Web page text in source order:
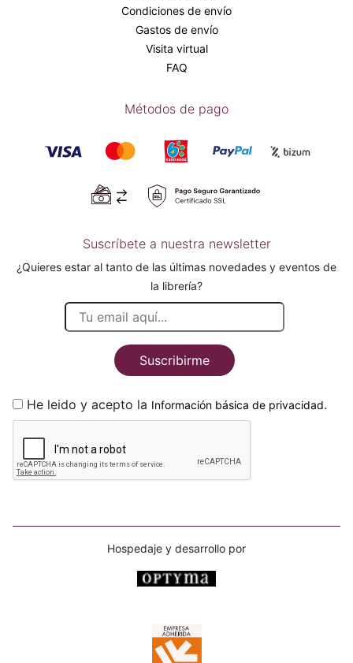
Condiciones de envío
Gastos de envío
Visita virtual
FAQ
Métodos de pago
Suscríbete a nuestra newsletter
¿Quieres estar al tanto de las últimas novedades y eventos de
la librería?
Suscribirme
He leido y acepto la Información básica de privacidad.
Hospedaje y desarrollo por